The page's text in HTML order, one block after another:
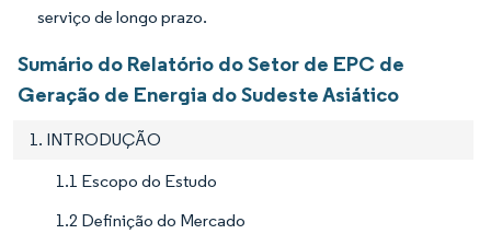
serviço de longo prazo.
Sumário do Relatório do Setor de EPC de
Geração de Energia do Sudeste Asiático
1. INTRODUÇÃO
1.1 Escopo do Estudo
1.2 Definição do Mercado